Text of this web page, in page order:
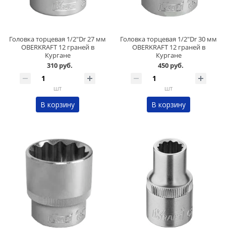
Головка торцевая 1/2"Dr 27 мм
OBERKRAFT 12 граней в
Кургане
310 руб.
шт
В корзину
Головка торцевая 1/2"Dr 30 мм
OBERKRAFT 12 граней в
Кургане
450 руб.
шт
В корзину